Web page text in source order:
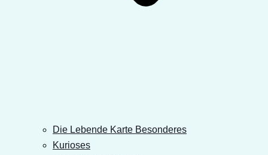
Die Lebende Karte Besonderes
Kurioses